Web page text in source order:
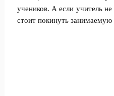
учеников. А если учитель
стоит покинуть занимаемую